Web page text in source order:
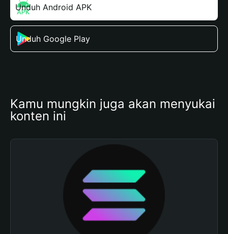
Unduh Android APK
Unduh Google Play
Kamu mungkin juga akan menyukai
konten ini